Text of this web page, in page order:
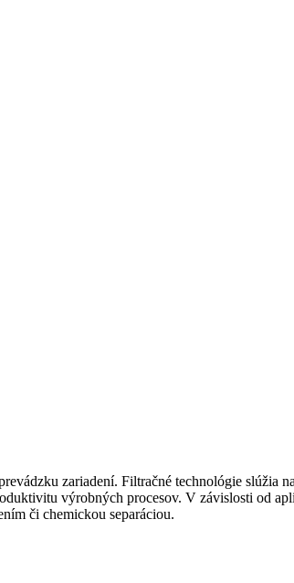
zariadení. Filtračné technológie slúžia
výrobných procesov. V závislosti od
či chemickou separáciou.